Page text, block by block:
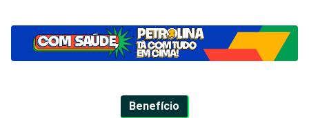
Benefício